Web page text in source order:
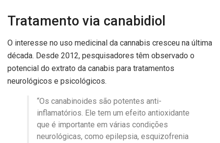
Tratamento via canabidiol
O interesse no uso medicinal da cannabis cresceu na última
década. Desde 2012, pesquisadores têm observado o
potencial do extrato da canabis para tratamentos
neurológicos e psicológicos.
“Os canabinoides são potentes anti-
inflamatórios. Ele tem um efeito antioxidante
que é importante em várias condições
neurológicas, como epilepsia, esquizofrenia